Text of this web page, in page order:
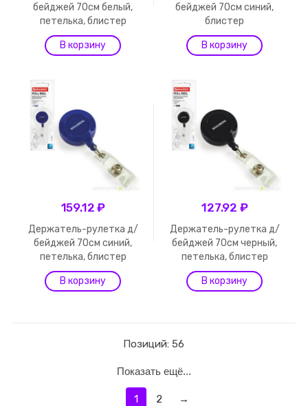
бейджей 70см белый,
петелька, блистер
бейджей 70см синий,
блистер
159.12 ₽
Держатель-рулетка д/
бейджей 70см синий,
петелька, блистер
127.92 ₽
Держатель-рулетка д/
бейджей 70см черный,
петелька, блистер
Позиций: 56
Показать ещё...
1 2 →